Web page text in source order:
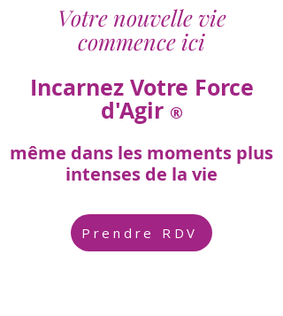
Votre nouvelle vie
commence ici
Incarnez Votre Force
d'Agir ®
même dans les moments plus
intenses de la vie
Prendre RDV